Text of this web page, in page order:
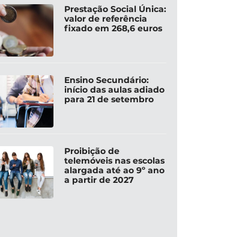
Prestação Social Única:
valor de referência
fixado em 268,6 euros
Ensino Secundário:
início das aulas adiado
para 21 de setembro
Proibição de
telemóveis nas escolas
alargada até ao 9º ano
a partir de 2027